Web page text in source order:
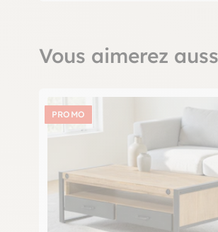
Vous aimerez
PROMO